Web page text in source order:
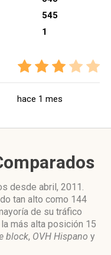
545
1
hace 1 mes
desde abril, 2011.
tan alto como 144
de su tráfico
más alta posición 15
block, OVH Hispano y